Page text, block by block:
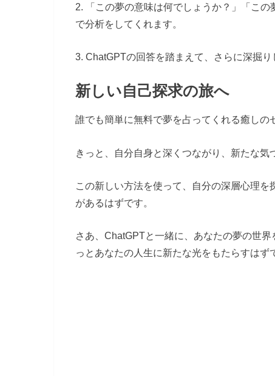
2. 「この夢の意味は何でしょうか？」「こ
で分析をしてくれます。
3. ChatGPTの回答を踏まえて、さらに深掘
新しい自己探求の旅へ
誰でも簡単に無料で夢を占ってくれる癒しの
きっと、自分自身と深くつながり、新たな気
この新しい方法を使って、自分の深層心理
があるはずです。
さあ、ChatGPTと一緒に、あなたの夢の世
っとあなたの人生に新たな光をもたらすはず